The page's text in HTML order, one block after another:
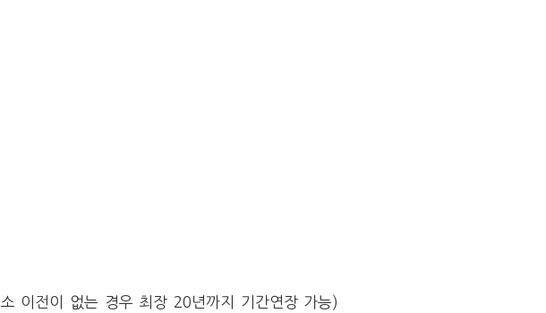
이전이 없는 경우 최장 20년까지 기간연장 가능)